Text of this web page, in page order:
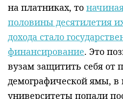
на платниках, то
половины десятилетия
дохода стало
финансирование. Это
вузам защитить себя от
демографической ямы, в
университеты попали